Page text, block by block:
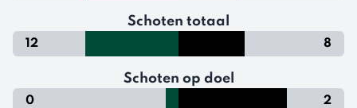
Schoten totaal
12 8
Schoten op doel
0 2